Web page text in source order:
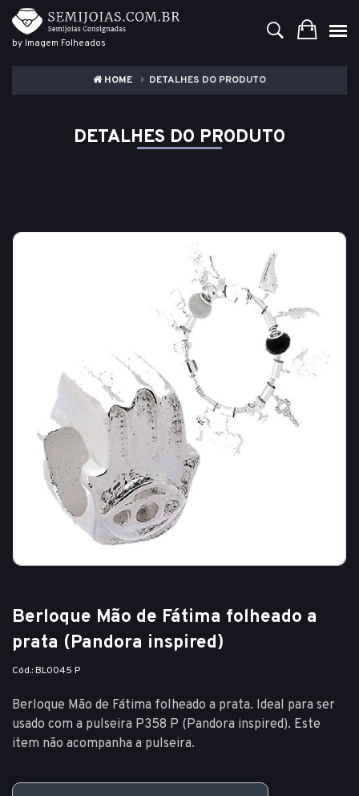
by Imagem Folheados
HOME DETALHES DO PRODUTO
DETALHES DO PRODUTO
Berloque Mão de Fátima folheado a
prata (Pandora inspired)
Cód.: BL0045 P
Berloque Mão de Fátima folheado a prata. Ideal para ser
usado com a pulseira P358 P (Pandora inspired). Este
item não acompanha a pulseira.